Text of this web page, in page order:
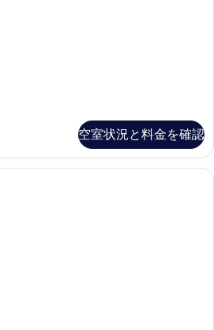
空室状況と料金を確認
ダブル | 羽毛の掛け布団、セーフテ